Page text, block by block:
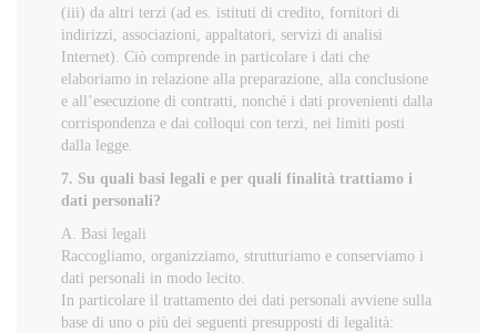
(iii) da altri terzi (ad es. istituti di credito, fornitori di
indirizzi, associazioni, appaltatori, servizi di analisi
Internet). Ciò comprende in particolare i dati che
elaboriamo in relazione alla preparazione, alla conclusione
e all’esecuzione di contratti, nonché i dati provenienti dalla
corrispondenza e dai colloqui con terzi, nei limiti posti
dalla legge.
7. Su quali basi legali e per quali finalità trattiamo i
dati personali?
A. Basi legali
Raccogliamo, organizziamo, strutturiamo e conserviamo i
dati personali in modo lecito.
In particolare il trattamento dei dati personali avviene sulla
base di uno o più dei seguenti presupposti di legalità: